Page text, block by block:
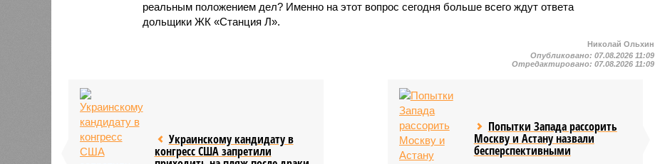
реальным положением дел? Именно на этот вопрос сегодня больше всего ждут ответа
дольщики ЖК «Станция Л».
Николай Ольхин
Опубликовано:07.08.2026 11:09
Отредактировано:07.08.2026 11:09
Украинскому кандидату в
конгресс США запретили
Попытки Запада рассорить
Москву и Астану назвали
бесперспективными